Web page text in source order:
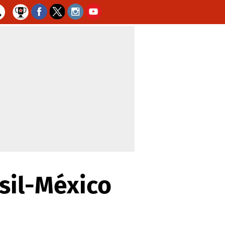
México